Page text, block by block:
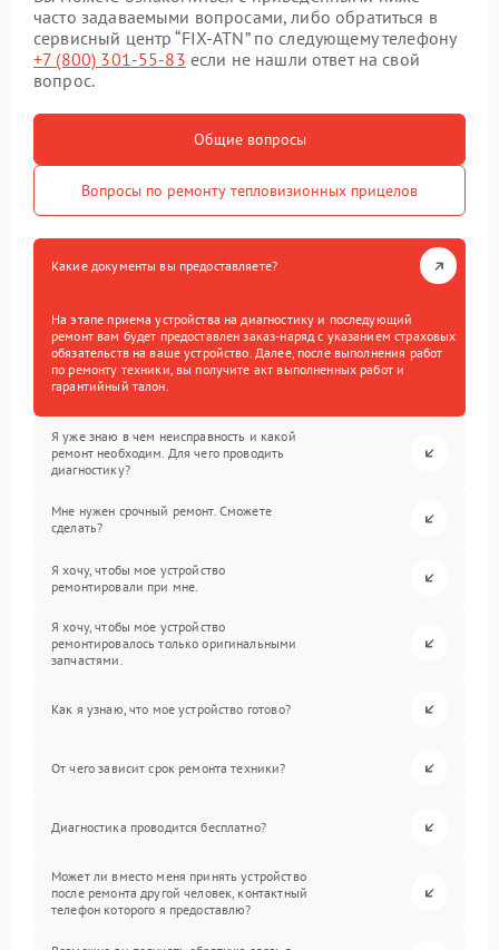
часто задаваемыми вопросами, либо обратиться в
сервисный центр “FIX-ATN” по следующему телефону
+7 (800) 301-55-83 если не нашли ответ на свой
вопрос.
Общие вопросы
Вопросы по ремонту тепловизионных прицелов
Какие документы вы предоставляете?
На этапе приема устройства на диагностику и последующий
ремонт вам будет предоставлен заказ-наряд с указанием страховых
обязательств на ваше устройство. Далее, после выполнения работ
по ремонту техники, вы получите акт выполненных работ и
гарантийный талон.
Я уже знаю в чем неисправность и какой
ремонт необходим. Для чего проводить
диагностику?
Мне нужен срочный ремонт. Сможете
сделать?
Я хочу, чтобы мое устройство
ремонтировали при мне.
Я хочу, чтобы мое устройство
ремонтировалось только оригинальными
запчастями.
Как я узнаю, что мое устройство готово?
От чего зависит срок ремонта техники?
Диагностика проводится бесплатно?
Может ли вместо меня принять устройство
после ремонта другой человек, контактный
телефон которого я предоставлю?